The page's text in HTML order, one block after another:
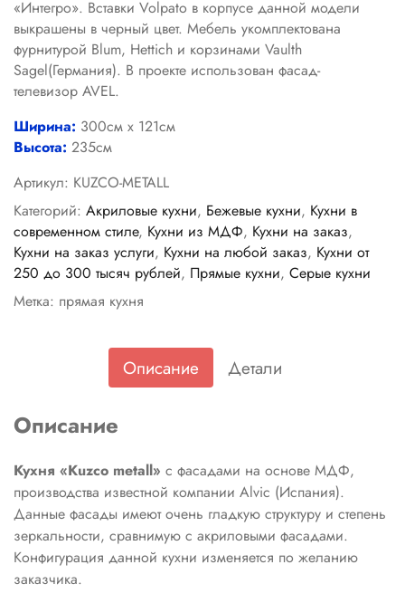
«Интегро». Вставки Volpato в корпусе данной модели
выкрашены в черный цвет. Мебель укомплектована
фурнитурой Blum, Hettich и корзинами Vaulth
Sagel(Германия). В проекте использован фасад-
телевизор AVEL.
Ширина: 300см х 121см
Высота: 235см
Артикул: KUZCO-METALL
Категорий: Акриловые кухни, Бежевые кухни, Кухни в
современном стиле, Кухни из МДФ, Кухни на заказ,
Кухни на заказ услуги, Кухни на любой заказ, Кухни от
250 до 300 тысяч рублей, Прямые кухни, Серые кухни
Метка: прямая кухня
Описание Детали
Описание
Кухня «Kuzco metall» c фасадами на основе МДФ,
производства известной компании Alvic (Испания).
Данные фасады имеют очень гладкую структуру и степень
зеркальности, сравнимую с акриловыми фасадами.
Конфигурация данной кухни изменяется по желанию
заказчика.